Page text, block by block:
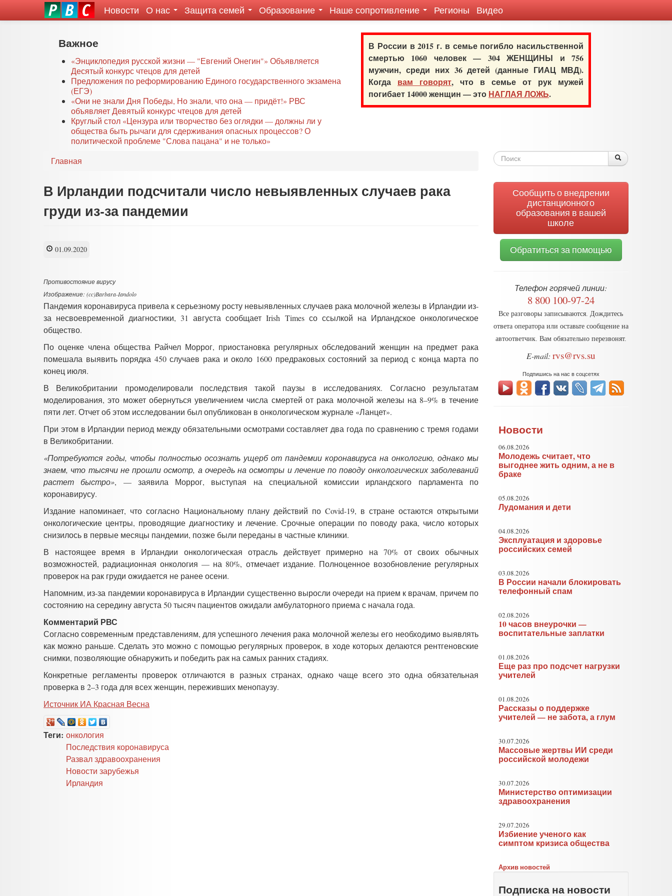
Новости О нас Защита семей Образование Наше сопротивление Регионы Видео
Важное
«Энциклопедия русской жизни — "Евгений Онегин"» Объявляется
Десятый конкурс чтецов для детей
Предложения по реформированию Единого государственного экзамена
(ЕГЭ)
«Они не знали Дня Победы, Но знали, что она — придёт!» РВС
объявляет Девятый конкурс чтецов для детей
Круглый стол «Цензура или творчество без оглядки — должны ли у
общества быть рычаги для сдерживания опасных процессов? О
политической проблеме "Слова пацана" и не только»
В России в 2015 г. в семье погибло насильственной
смертью 1060 человек — 304 ЖЕНЩИНЫ и 756
мужчин, среди них 36 детей (данные ГИАЦ МВД).
Когда вам говорят, что в семье от рук мужей
погибает 14000 женщин — это НАГЛАЯ ЛОЖЬ.
Главная
В Ирландии подсчитали число невыявленных случаев рака
груди из-за пандемии
01.09.2020
Противостояние вирусу
Изображение: (cc)Barbara-Iandolo
Пандемия коронавируса привела к серьезному росту невыявленных случаев рака молочной железы в Ирландии из-
за несвоевременной диагностики, 31 августа сообщает Irish Times со ссылкой на Ирландское онкологическое
общество.
По оценке члена общества Райчел Моррог, приостановка регулярных обследований женщин на предмет рака
помешала выявить порядка 450 случаев рака и около 1600 предраковых состояний за период с конца марта по
конец июля.
В Великобритании промоделировали последствия такой паузы в исследованиях. Согласно результатам
моделирования, это может обернуться увеличением числа смертей от рака молочной железы на 8–9% в течение
пяти лет. Отчет об этом исследовании был опубликован в онкологическом журнале «Ланцет».
При этом в Ирландии период между обязательными осмотрами составляет два года по сравнению с тремя годами
в Великобритании.
«Потребуются годы, чтобы полностью осознать ущерб от пандемии коронавируса на онкологию, однако мы
знаем, что тысячи не прошли осмотр, а очередь на осмотры и лечение по поводу онкологических заболеваний
растет быстро», — заявила Моррог, выступая на специальной комиссии ирландского парламента по
коронавирусу.
Издание напоминает, что согласно Национальному плану действий по Covid-19, в стране остаются открытыми
онкологические центры, проводящие диагностику и лечение. Срочные операции по поводу рака, число которых
снизилось в первые месяцы пандемии, позже были переданы в частные клиники.
В настоящее время в Ирландии онкологическая отрасль действует примерно на 70% от своих обычных
возможностей, радиационная онкология — на 80%, отмечает издание. Полноценное возобновление регулярных
проверок на рак груди ожидается не ранее осени.
Напомним, из-за пандемии коронавируса в Ирландии существенно выросли очереди на прием к врачам, причем по
состоянию на середину августа 50 тысяч пациентов ожидали амбулаторного приема с начала года.
Комментарий РВС
Согласно современным представлениям, для успешного лечения рака молочной железы его необходимо выявлять
как можно раньше. Сделать это можно с помощью регулярных проверок, в ходе которых делаются рентгеновские
снимки, позволяющие обнаружить и победить рак на самых ранних стадиях.
Конкретные регламенты проверок отличаются в разных странах, однако чаще всего это одна обязательная
проверка в 2–3 года для всех женщин, переживших менопаузу.
Источник ИА Красная Весна
Теги: онкология
Последствия коронавируса
Развал здравоохранения
Новости зарубежья
Ирландия
Форма
Поиск
Сообщить о внедрении
дистанционного
образования в вашей
школе
Обратиться за помощью
Телефон горячей линии:
8 800 100-97-24
Все разговоры записываются. Дождитесь
ответа оператора или оставьте сообщение на
автоответчик. Вам обязательно перезвонят.
E-mail: rvs@rvs.su
Подпишись на нас в соцсетях
Новости
06.08.2026
Молодежь считает, что
выгоднее жить одним, а не в
браке
05.08.2026
Лудомания и дети
04.08.2026
Эксплуатация и здоровье
российских семей
03.08.2026
В России начали блокировать
телефонный спам
02.08.2026
10 часов внеурочки —
воспитательные заплатки
01.08.2026
Еще раз про подсчет нагрузки
учителей
01.08.2026
Рассказы о поддержке
учителей — не забота, а глум
30.07.2026
Массовые жертвы ИИ среди
российской молодежи
30.07.2026
Министерство оптимизации
здравоохранения
29.07.2026
Избиение ученого как
симптом кризиса общества
Архив новостей
Подписка на новости